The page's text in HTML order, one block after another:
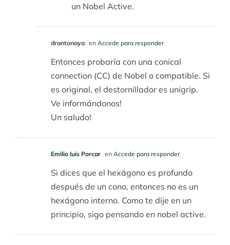
un Nobel Active.
drantonaya en Accede para responder
Entonces probaría con una conical
connection (CC) de Nobel o compatible. Si
es original, el destornillador es unigrip.
Ve informándonos!
Un saludo!
Emilio luis Porcar en Accede para responder
Si dices que el hexágono es profundo
después de un cono, entonces no es un
hexágono interno. Como te dije en un
principio, sigo pensando en nobel active.